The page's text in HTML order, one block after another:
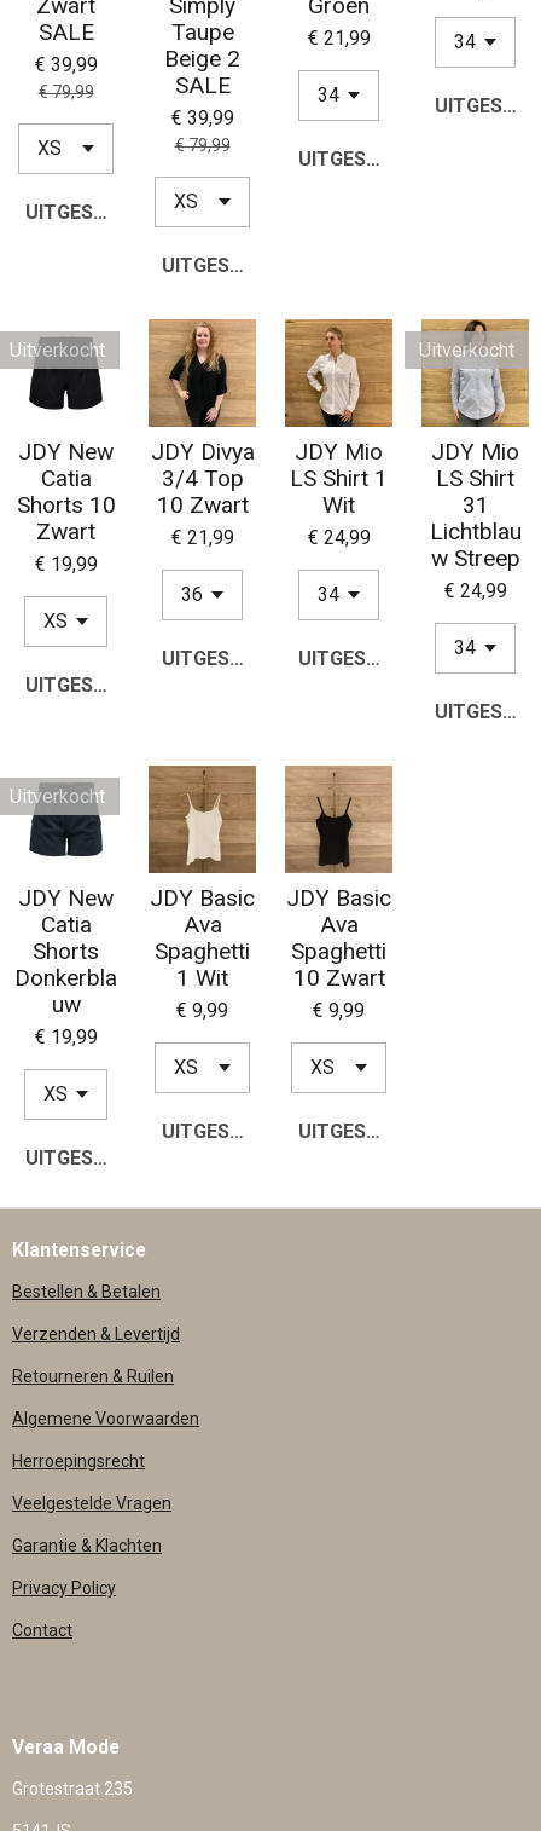
SALE
€ 39,99
€ 79,99
UITGESCHAKELD
Taupe
Beige 2
SALE
€ 39,99
€ 79,99
UITGESCHAKELD
€ 21,99
UITGESCHAKELD
Uitverkocht
JDY New
Catia
Shorts 10
Zwart
€ 19,99
UITGESCHAKELD
JDY Divya
3/4 Top
10 Zwart
€ 21,99
UITGESCHAKELD
JDY Mio
LS Shirt 1
Wit
€ 24,99
UITGESCHAKELD
Uitverkocht
JDY Mio
LS Shirt
31
Lichtblau
w Streep
€ 24,99
Uitverkocht
JDY New
Catia
Shorts
Donkerbla
uw
€ 19,99
UITGESCHAKELD
JDY Basic
Ava
Spaghetti
1 Wit
€ 9,99
UITGESCHAKELD
JDY Basic
Ava
Spaghetti
10 Zwart
€ 9,99
UITGESCHAKELD
Klantenservice
Bestellen & Betalen
Verzenden & Levertijd
Retourneren & Ruilen
Algemene Voorwaarden
Herroepingsrecht
Veelgestelde Vragen
Garantie & Klachten
Privacy Policy
Contact
Veraa Mode
Grotestraat 235